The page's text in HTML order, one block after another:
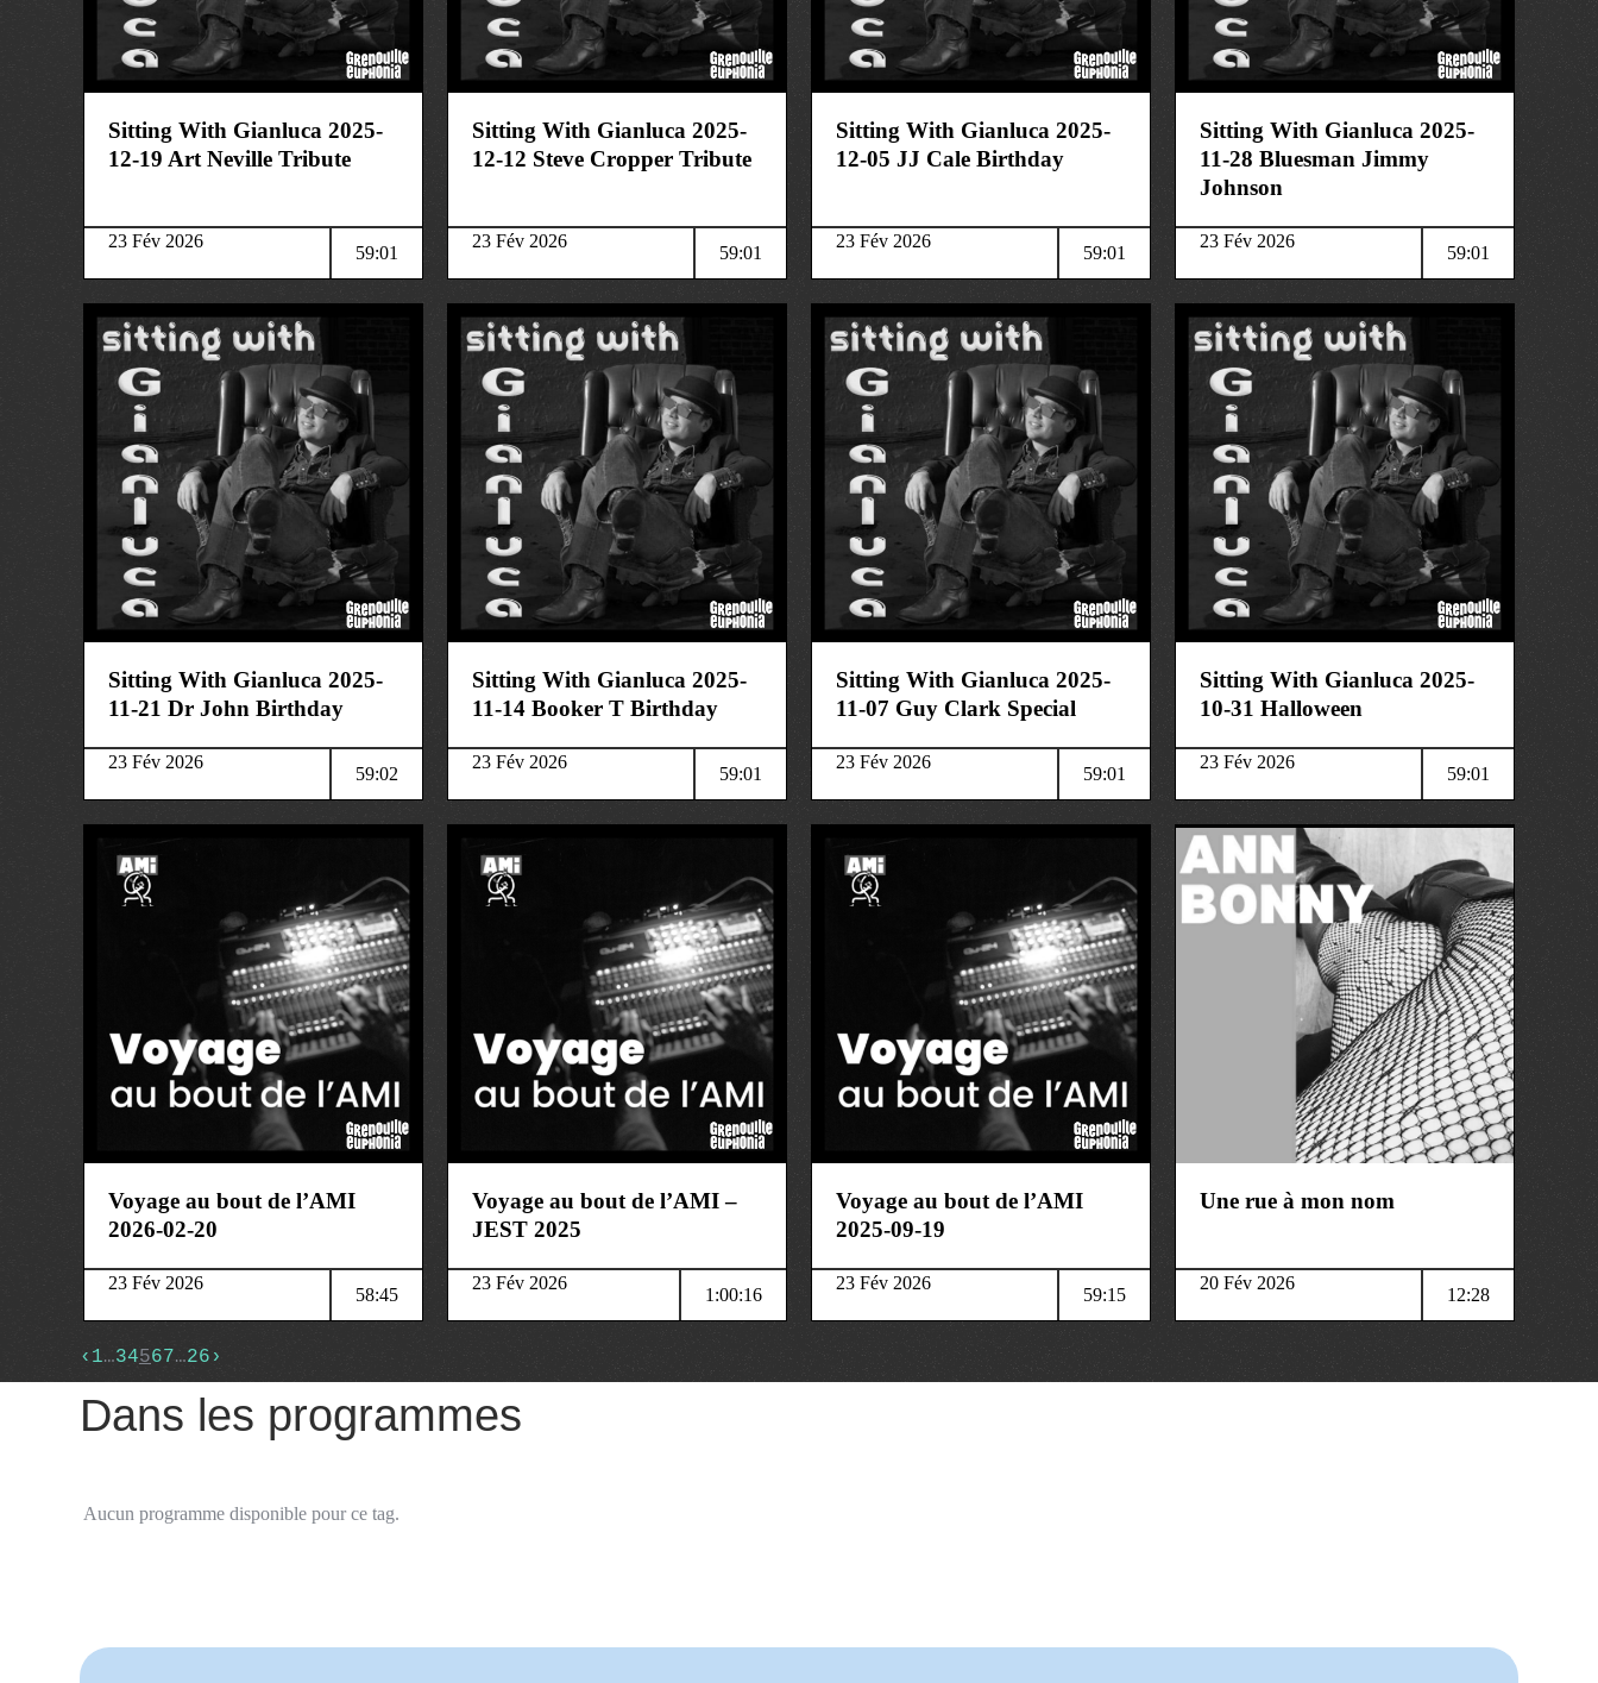
Sitting With Gianluca 2025-
12-19 Art Neville Tribute
23 Fév 2026
59:01
Sitting With Gianluca 2025-
12-12 Steve Cropper Tribute
23 Fév 2026
59:01
Sitting With Gianluca 2025-
12-05 JJ Cale Birthday
23 Fév 2026
59:01
Sitting With Gianluca 2025-
11-28 Bluesman Jimmy
Johnson
23 Fév 2026
59:01
Sitting With Gianluca 2025-
11-21 Dr John Birthday
23 Fév 2026
59:02
Sitting With Gianluca 2025-
11-14 Booker T Birthday
23 Fév 2026
59:01
Sitting With Gianluca 2025-
11-07 Guy Clark Special
23 Fév 2026
59:01
Sitting With Gianluca 2025-
10-31 Halloween
23 Fév 2026
59:01
Voyage au bout de l’AMI
2026-02-20
23 Fév 2026
58:45
Voyage au bout de l’AMI –
JEST 2025
23 Fév 2026
1:00:16
Voyage au bout de l’AMI
2025-09-19
23 Fév 2026
59:15
Une rue à mon nom
20 Fév 2026
12:28
‹ 1…34567…26 ›
Dans les programmes
Aucun programme disponible pour ce tag.